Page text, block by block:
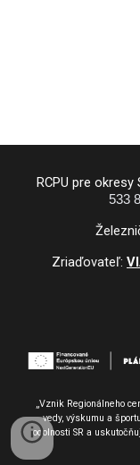
RCPU pre
533
Zriaďovateľ:
„Vznik Regionálneho
vedy, výskumu a
odolnosti SR a